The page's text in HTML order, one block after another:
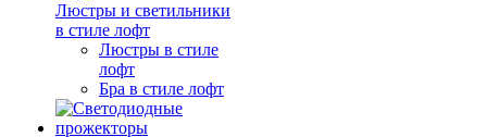
Люстры и светильники
в стиле лофт
Люстры в стиле
лофт
Бра в стиле лофт